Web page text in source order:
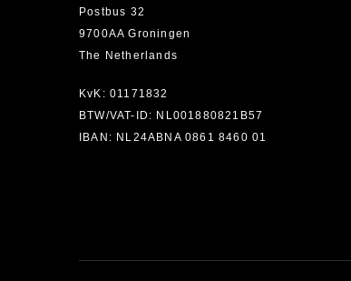
Postbus 32
9700AA Groningen
The Netherlands
KvK: 01171832
BTW/VAT-ID: NL001880821B57
IBAN: NL24ABNA 0861 8460 01